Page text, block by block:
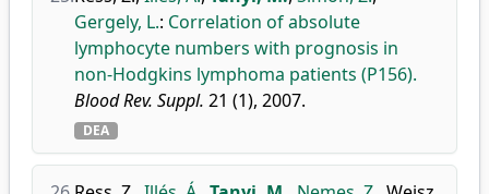
Gergely, L.: Correlation of absolute
lymphocyte numbers with prognosis in
non-Hodgkins lymphoma patients (P156).
Blood Rev. Suppl. 21 (1), 2007.
DEA